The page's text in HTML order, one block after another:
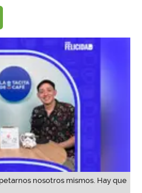
nosotros mismos. Hay que